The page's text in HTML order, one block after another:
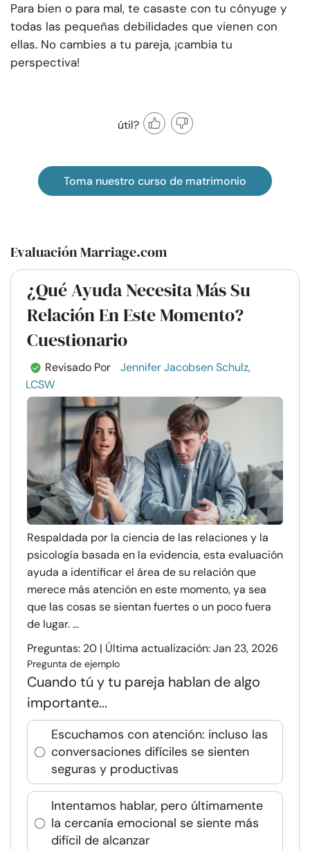
Para bien o para mal, te casaste con tu cónyuge y
todas las pequeñas debilidades que vienen con
ellas. No cambies a tu pareja, ¡cambia tu
perspectiva!
útil?
Toma nuestro curso de matrimonio
Evaluación Marriage.com
¿Qué Ayuda Necesita Más Su
Relación En Este Momento?
Cuestionario
Revisado Por
Jennifer Jacobsen Schulz,
LCSW
Respaldada por la ciencia de las relaciones y la
psicología basada en la evidencia, esta evaluación
ayuda a identificar el área de su relación que
merece más atención en este momento, ya sea
que las cosas se sientan fuertes o un poco fuera
de lugar. ...
Preguntas: 20 | Última actualización: Jan 23, 2026
Pregunta de ejemplo
Cuando tú y tu pareja hablan de algo
importante...
Escuchamos con atención: incluso las
conversaciones difíciles se sienten
seguras y productivas
Intentamos hablar, pero últimamente
la cercanía emocional se siente más
difícil de alcanzar